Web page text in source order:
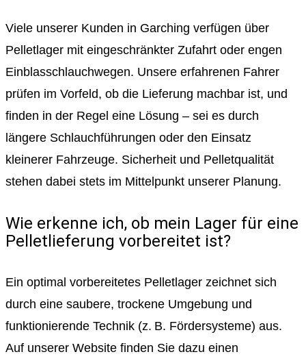
Viele unserer Kunden in Garching verfügen über
Pelletlager mit eingeschränkter Zufahrt oder engen
Einblasschlauchwegen. Unsere erfahrenen Fahrer
prüfen im Vorfeld, ob die Lieferung machbar ist, und
finden in der Regel eine Lösung – sei es durch
längere Schlauchführungen oder den Einsatz
kleinerer Fahrzeuge. Sicherheit und Pelletqualität
stehen dabei stets im Mittelpunkt unserer Planung.
Wie erkenne ich, ob mein Lager für eine
Pelletlieferung vorbereitet ist?
Ein optimal vorbereitetes Pelletlager zeichnet sich
durch eine saubere, trockene Umgebung und
funktionierende Technik (z. B. Fördersysteme) aus.
Auf unserer Website finden Sie dazu einen